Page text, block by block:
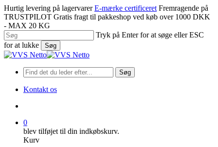
Spring
til
hovedindhold
Hurtig levering på lagervarer E-mærke certificeret Fremragende på
TRUSTPILOT Gratis fragt til pakkeshop ved køb over 1000 DKK
- MAX 20 KG
Tryk på Enter for at søge eller ESC
for at lukke
Søg
Luk
Søg
Kontakt os
0
blev tilføjet til din indkøbskurv.
Kurv